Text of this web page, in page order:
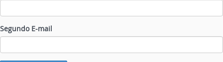
Segundo E-mail